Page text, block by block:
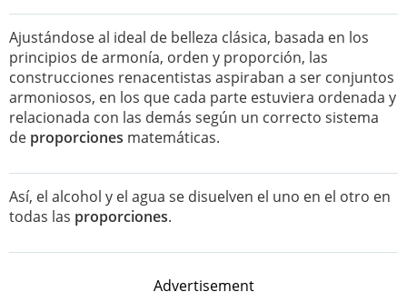
Ajustándose al ideal de belleza clásica, basada en los
principios de armonía, orden y proporción, las
construcciones renacentistas aspiraban a ser conjuntos
armoniosos, en los que cada parte estuviera ordenada y
relacionada con las demás según un correcto sistema
de proporciones matemáticas.
Así, el alcohol y el agua se disuelven el uno en el otro en
todas las proporciones.
Advertisement